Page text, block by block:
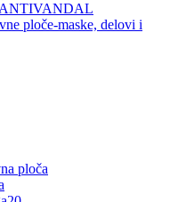
ANTIVANDAL
ploče-maske, delovi i
ploča